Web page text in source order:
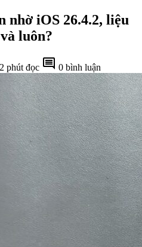
nhờ iOS 26.4.2, liệu
luôn?
2 phút đọc comment 0 bình luận